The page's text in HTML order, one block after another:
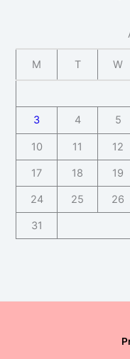
M T W
3 4 5
10 11 12
17 18 19
24 25 26
31